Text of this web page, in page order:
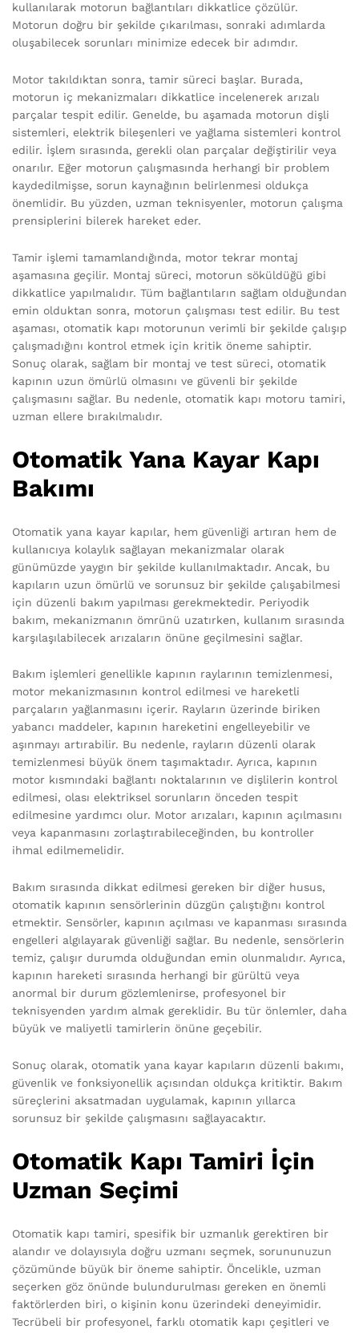
kullanılarak motorun bağlantıları dikkatlice çözülür.
Motorun doğru bir şekilde çıkarılması, sonraki adımlarda
oluşabilecek sorunları minimize edecek bir adımdır.
Motor takıldıktan sonra, tamir süreci başlar. Burada,
motorun iç mekanizmaları dikkatlice incelenerek arızalı
parçalar tespit edilir. Genelde, bu aşamada motorun dişli
sistemleri, elektrik bileşenleri ve yağlama sistemleri kontrol
edilir. İşlem sırasında, gerekli olan parçalar değiştirilir veya
onarılır. Eğer motorun çalışmasında herhangi bir problem
kaydedilmişse, sorun kaynağının belirlenmesi oldukça
önemlidir. Bu yüzden, uzman teknisyenler, motorun çalışma
prensiplerini bilerek hareket eder.
Tamir işlemi tamamlandığında, motor tekrar montaj
aşamasına geçilir. Montaj süreci, motorun söküldüğü gibi
dikkatlice yapılmalıdır. Tüm bağlantıların sağlam olduğundan
emin olduktan sonra, motorun çalışması test edilir. Bu test
aşaması, otomatik kapı motorunun verimli bir şekilde çalışıp
çalışmadığını kontrol etmek için kritik öneme sahiptir.
Sonuç olarak, sağlam bir montaj ve test süreci, otomatik
kapının uzun ömürlü olmasını ve güvenli bir şekilde
çalışmasını sağlar. Bu nedenle, otomatik kapı motoru tamiri,
uzman ellere bırakılmalıdır.
Otomatik Yana Kayar Kapı
Bakımı
Otomatik yana kayar kapılar, hem güvenliği artıran hem de
kullanıcıya kolaylık sağlayan mekanizmalar olarak
günümüzde yaygın bir şekilde kullanılmaktadır. Ancak, bu
kapıların uzun ömürlü ve sorunsuz bir şekilde çalışabilmesi
için düzenli bakım yapılması gerekmektedir. Periyodik
bakım, mekanizmanın ömrünü uzatırken, kullanım sırasında
karşılaşılabilecek arızaların önüne geçilmesini sağlar.
Bakım işlemleri genellikle kapının raylarının temizlenmesi,
motor mekanizmasının kontrol edilmesi ve hareketli
parçaların yağlanmasını içerir. Rayların üzerinde biriken
yabancı maddeler, kapının hareketini engelleyebilir ve
aşınmayı artırabilir. Bu nedenle, rayların düzenli olarak
temizlenmesi büyük önem taşımaktadır. Ayrıca, kapının
motor kısmındaki bağlantı noktalarının ve dişlilerin kontrol
edilmesi, olası elektriksel sorunların önceden tespit
edilmesine yardımcı olur. Motor arızaları, kapının açılmasını
veya kapanmasını zorlaştırabileceğinden, bu kontroller
ihmal edilmemelidir.
Bakım sırasında dikkat edilmesi gereken bir diğer husus,
otomatik kapının sensörlerinin düzgün çalıştığını kontrol
etmektir. Sensörler, kapının açılması ve kapanması sırasında
engelleri algılayarak güvenliği sağlar. Bu nedenle, sensörlerin
temiz, çalışır durumda olduğundan emin olunmalıdır. Ayrıca,
kapının hareketi sırasında herhangi bir gürültü veya
anormal bir durum gözlemlenirse, profesyonel bir
teknisyenden yardım almak gereklidir. Bu tür önlemler, daha
büyük ve maliyetli tamirlerin önüne geçebilir.
Sonuç olarak, otomatik yana kayar kapıların düzenli bakımı,
güvenlik ve fonksiyonellik açısından oldukça kritiktir. Bakım
süreçlerini aksatmadan uygulamak, kapının yıllarca
sorunsuz bir şekilde çalışmasını sağlayacaktır.
Otomatik Kapı Tamiri İçin
Uzman Seçimi
Otomatik kapı tamiri, spesifik bir uzmanlık gerektiren bir
alandır ve dolayısıyla doğru uzmanı seçmek, sorununuzun
çözümünde büyük bir öneme sahiptir. Öncelikle, uzman
seçerken göz önünde bulundurulması gereken en önemli
faktörlerden biri, o kişinin konu üzerindeki deneyimidir.
Tecrübeli bir profesyonel, farklı otomatik kapı çeşitleri ve